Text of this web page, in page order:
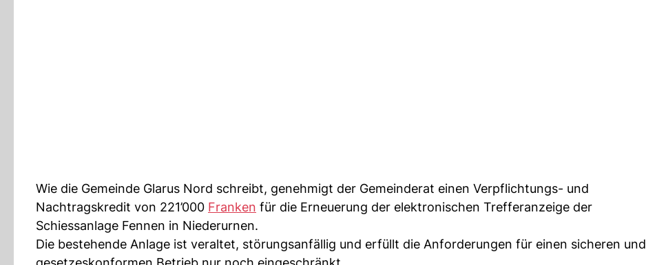
Wie die Gemeinde Glarus Nord schreibt, genehmigt der Gemeinderat einen Verpflichtungs- und
Nachtragskredit von 221’000 Franken für die Erneuerung der elektronischen Trefferanzeige der
Schiessanlage Fennen in Niederurnen.
Die bestehende Anlage ist veraltet, störungsanfällig und erfüllt die Anforderungen für einen sicheren und